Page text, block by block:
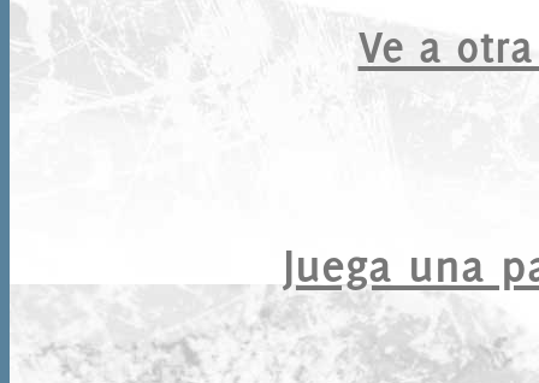
Ve a
Juega una